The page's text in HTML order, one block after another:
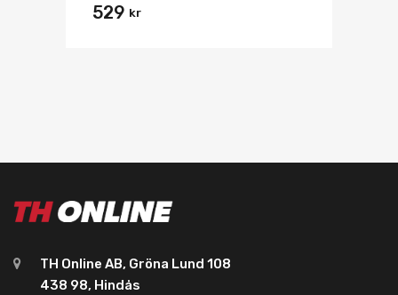
529 kr
TH Online AB, Gröna Lund 108
438 98, Hindås